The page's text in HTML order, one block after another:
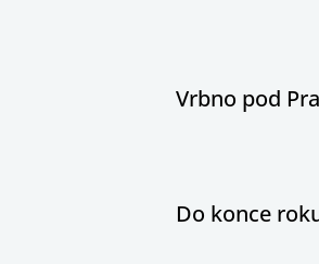
Vrbno pod
Do konce